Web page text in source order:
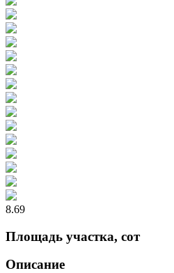
8.69
Площадь участка, сот
Описание